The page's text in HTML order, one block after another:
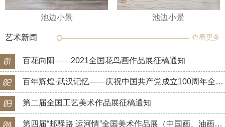
池边小景 池边小景
艺术新闻 查看更多
百花向阳——2021全国花鸟画作品展征稿通知
百年辉煌·武汉记忆——庆祝中国共产党成立100周年全国美术作品展征稿通知
第二届全国工艺美术作品展征稿通知
第四届“邮驿路 运河情”全国美术作品展（中国画、油画）征稿通知